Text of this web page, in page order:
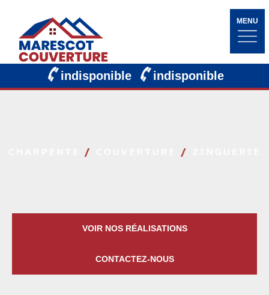
MENU
indisponible indisponible
VOIR NOS RÉALISATIONS
CONTACTEZ-NOUS